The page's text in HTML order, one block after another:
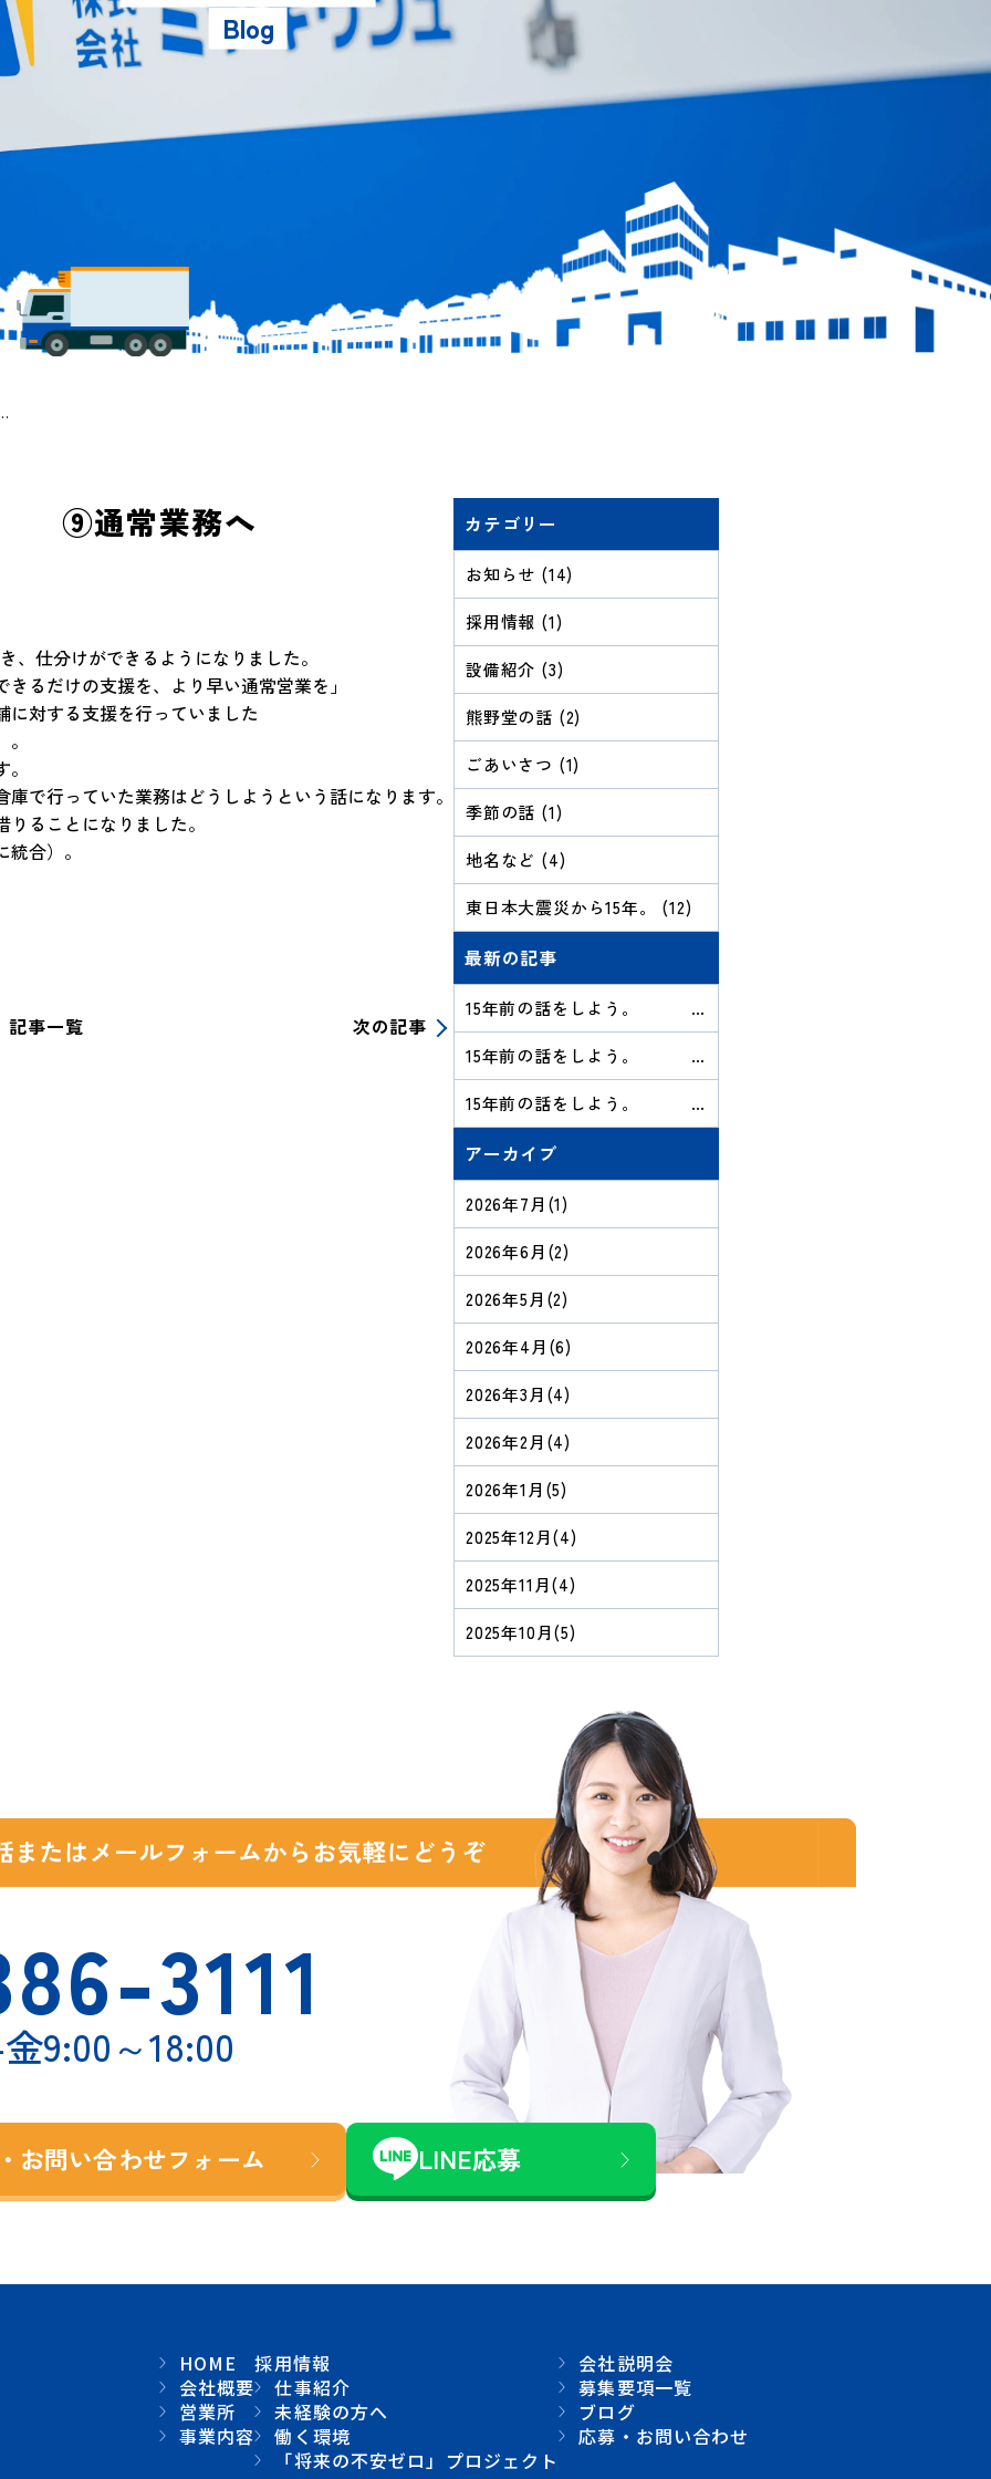
Blog
⑨通常業務へ
⑨通常業務へ
、仕分けができるようになりました。
るだけの支援を、より早い通常営業を」
対する支援を行っていました
で行っていた業務はどうしようという話になります。
ることになりました。
合）。
記事一覧 次の記事
カテゴリー
お知らせ (14)
採用情報 (1)
設備紹介 (3)
熊野堂の話 (2)
ごあいさつ (1)
季節の話 (1)
地名など (4)
東日本大震災から15年。 (12)
最新の記事
15年前の話をしよう。
⑫持って帰っていい、といわ
れても
15年前の話をしよう。
⑪炊き出し
15年前の話をしよう。
⑩姿を見せなかったあの人は
アーカイブ
2026年7月 (1)
2026年6月 (2)
2026年5月 (2)
2026年4月 (6)
2026年3月 (4)
2026年2月 (4)
2026年1月 (5)
2025年12月(4)
2025年11月(4)
2025年10月(5)
3111
9:00～18:00
お問い合わせフォーム LINE応募
HOME
会社概要
営業所
事業内容
採用情報
仕事紹介
未経験の方へ
働く環境
「将来の不安ゼロ」プロジェクト
会社説明会
募集要項一覧
ブログ
応募・お問い合わせ